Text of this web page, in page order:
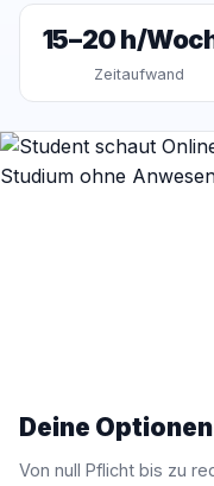
15–20 h/
Zeitaufwand
Deine
Von null Pflicht bis zu